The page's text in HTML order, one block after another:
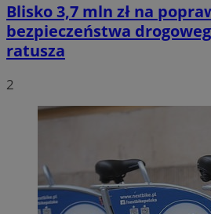
Blisko 3,7 mln zł na
bezpieczeństwa
ratusza
2